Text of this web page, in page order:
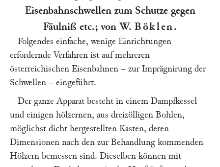
Eisenbahnschwellen zum Schutze gegen
Fäulniß etc.; von W. Böklen .
Folgendes einfache, wenige Einrichtungen
erfordernde Verfahren ist auf mehreren
österreichischen Eisenbahnen – zur Imprägnirung der
Schwellen – eingeführt.
Der ganze Apparat besteht in einem Dampfkessel
und einigen hölzernen, aus dreizölligen Bohlen,
möglichst dicht hergestellten Kasten, deren
Dimensionen nach den zur Behandlung kommenden
Hölzern bemessen sind. Dieselben können mit